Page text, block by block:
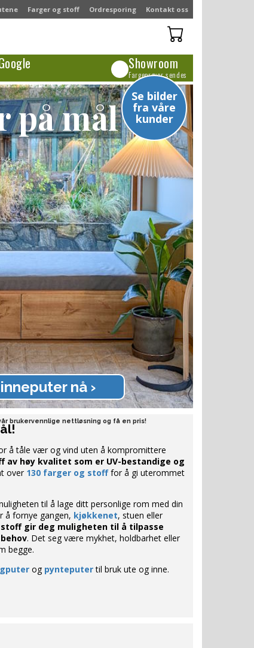
Farger og stoff Ordresporing Kontakt oss
Showroom
Fargeprøver sendes
på mål
nå ›
Se bilder
fra våre
kunder
brukervennlige nettløsning og få en pris!
å tåle vær og vind uten å kompromittere
av høy kvalitet som er UV-bestandige og
over 130 farger og stofffor å gi uterommet
til å lage ditt personlige rom med din
å fornye gangen, kjøkkenet, stuen eller
gir deg muligheten til å tilpasse
. Det seg være mykhet, holdbarhet eller
begge.
og pynteputertil bruk ute og inne.